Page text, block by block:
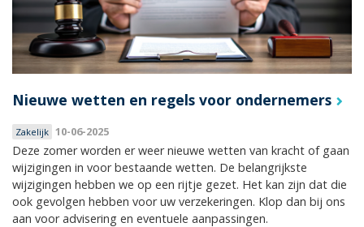
Nieuwe wetten en regels voor ondernemers
Zakelijk 10-06-2025
Deze zomer worden er weer nieuwe wetten van kracht of gaan
wijzigingen in voor bestaande wetten. De belangrijkste
wijzigingen hebben we op een rijtje gezet. Het kan zijn dat die
ook gevolgen hebben voor uw verzekeringen. Klop dan bij ons
aan voor advisering en eventuele aanpassingen.